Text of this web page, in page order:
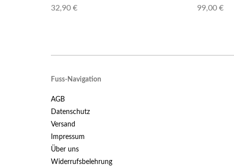
32,90 € 99,00 €
Fuss-Navigation
AGB
Datenschutz
Versand
Impressum
Über uns
Widerrufsbelehrung